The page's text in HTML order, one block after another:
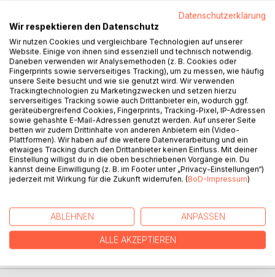
Das vorliegende Buch des Kunstsammlers Turhan Demirel
führt in allgemeinverständlicher Sprache in die Kunst von
Außenseitern ein, die in den letzten Jahren zunehmend in
das öffentliche Interesse gerückt ist. Im ersten Teil erhält
der Leser einen Überblick über die wichtigsten
Entwicklungsstationen und über den gegenwärtigen
Diskussionsstand zum Phänomen Außenseiterkunst. Der
Verfasser geht der Frage nach, ob es Sinn macht,
zwischen etablierter Kunst und Außenseiterkunst zu
unterscheiden. Er plädiert für einen grundlegenden
Perspektivwechsel und einen gebührenden Umgang mit
der Kunst von Außenseitern, der ihr auch wirklich gerecht
wird.
Der zweite Teil gewährt, anhand einer Auswahl von 40
Einblick in die faszinierenden Bildwelten von Außenseitern.
AUTOR/IN
Datenschutzerklärung
Wir respektieren den Datenschutz
Wir nutzen Cookies und vergleichbare Technologien auf unserer
Website. Einige von ihnen sind essenziell und technisch notwendig.
Daneben verwenden wir Analysemethoden (z. B. Cookies oder
Fingerprints sowie serverseitiges Tracking), um zu messen, wie häufig
unsere Seite besucht und wie sie genutzt wird. Wir verwenden
Trackingtechnologien zu Marketingzwecken und setzen hierzu
serverseitiges Tracking sowie auch Drittanbieter ein, wodurch ggf.
geräteübergreifend Cookies, Fingerprints, Tracking-Pixel, IP-Adressen
sowie gehashte E-Mail-Adressen genutzt werden. Auf unserer Seite
betten wir zudem Drittinhalte von anderen Anbietern ein (Video-
Plattformen). Wir haben auf die weitere Datenverarbeitung und ein
etwaiges Tracking durch den Drittanbieter keinen Einfluss. Mit deiner
Einstellung willigst du in die oben beschriebenen Vorgänge ein. Du
kannst deine Einwilligung (z. B. im Footer unter „Privacy-Einstellungen“)
jederzeit mit Wirkung für die Zukunft widerrufen. (BoD-Impressum)
ABLEHNEN ANPASSEN
ALLE AKZEPTIEREN